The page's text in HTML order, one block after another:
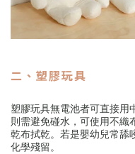
二、塑膠玩具
塑膠玩具無電池者可直接用
則需避免碰水，可使用不織
乾布拭乾。若是嬰幼兒常舔
化學殘留。